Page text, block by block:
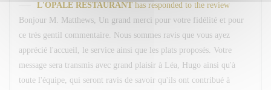
L'OPALE RESTAURANT has responded to the review
Bonjour M. Matthews, Un grand merci pour votre fidélité et pour
ce très gentil commentaire. Nous sommes ravis que vous ayez
apprécié l'accueil, le service ainsi que les plats proposés. Votre
message sera transmis avec grand plaisir à Léa, Hugo ainsi qu'à
toute l'équipe, qui seront ravis de savoir qu'ils ont contribué à